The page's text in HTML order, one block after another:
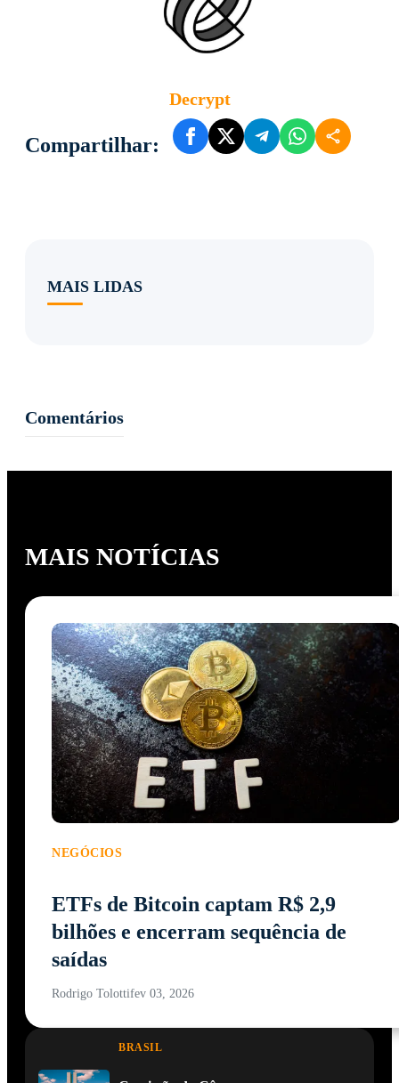
Decrypt
Compartilhar:
MAIS LIDAS
Comentários
MAIS NOTÍCIAS
NEGÓCIOS
ETFs de Bitcoin captam R$ 2,9
bilhões e encerram sequência de
saídas
Rodrigo Tolottifev 03, 2026
BRASIL